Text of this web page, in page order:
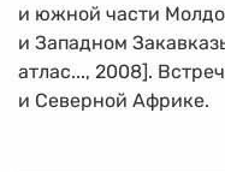
и южной части
и Западном
атлас..., 2008].
и Северной Африке.